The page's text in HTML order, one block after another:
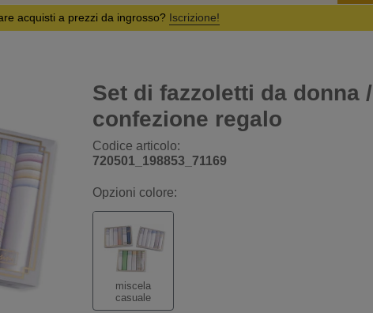
acquisti a prezzi da ingrosso? Iscrizione!
Set di fazzoletti da donna /
confezione regalo
Codice articolo:
720501_198853_71169
Opzioni colore:
miscela
casuale